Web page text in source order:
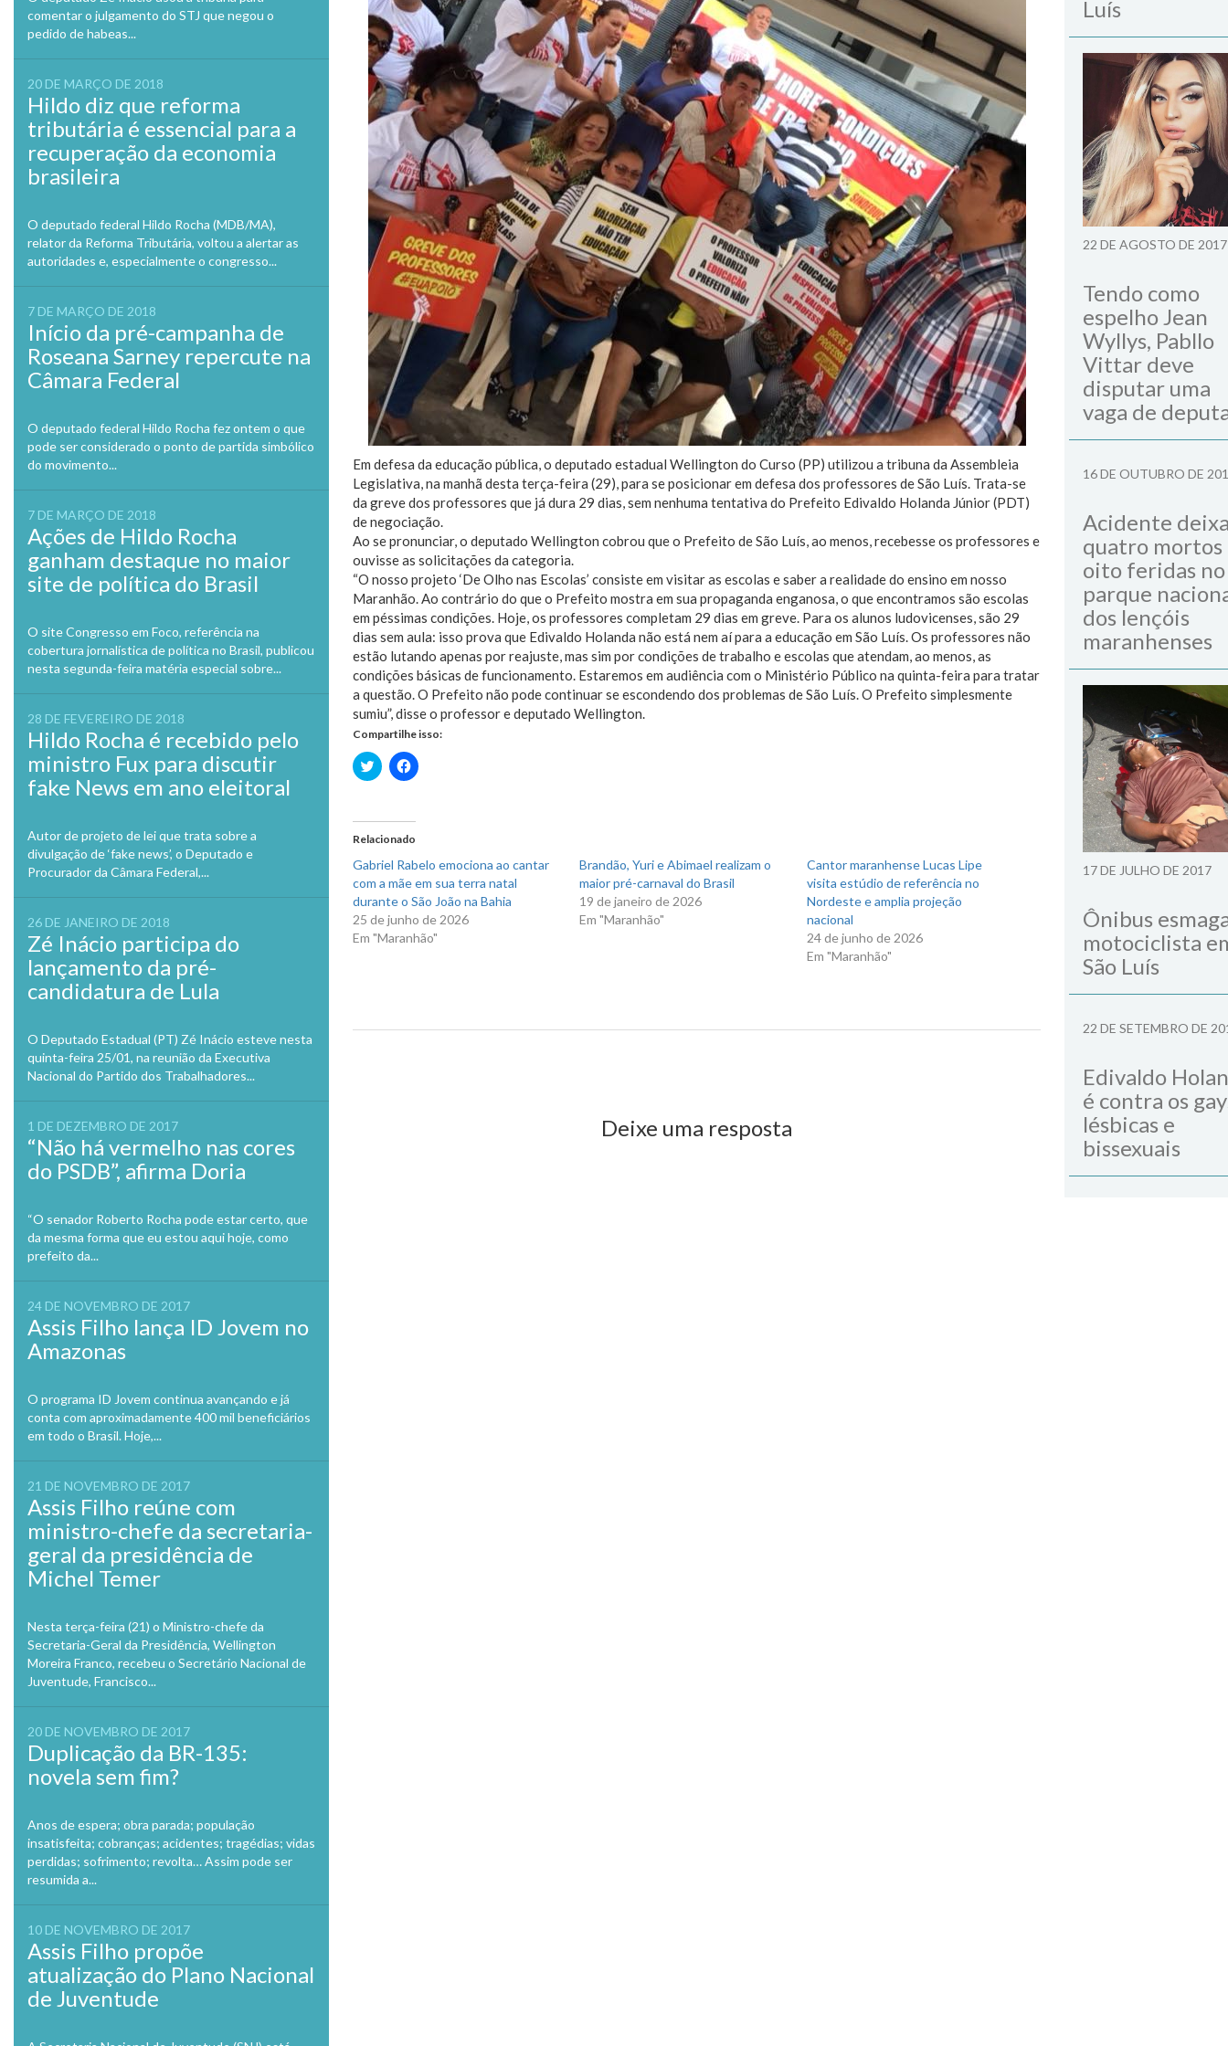
comentar o julgamento do STJ que negou o
pedido de habeas...
20 DE MARÇO DE 2018
Hildo diz que reforma
tributária é essencial para a
recuperação da economia
brasileira
O deputado federal Hildo Rocha (MDB/MA),
relator da Reforma Tributária, voltou a alertar as
autoridades e, especialmente o congresso...
7 DE MARÇO DE 2018
Início da pré-campanha de
Roseana Sarney repercute na
Câmara Federal
O deputado federal Hildo Rocha fez ontem o que
pode ser considerado o ponto de partida simbólico
do movimento...
7 DE MARÇO DE 2018
Ações de Hildo Rocha
ganham destaque no maior
site de política do Brasil
O site Congresso em Foco, referência na
cobertura jornalística de política no Brasil, publicou
nesta segunda-feira matéria especial sobre...
28 DE FEVEREIRO DE 2018
Hildo Rocha é recebido pelo
ministro Fux para discutir
fake News em ano eleitoral
Autor de projeto de lei que trata sobre a
divulgação de ‘fake news’, o Deputado e
Procurador da Câmara Federal,...
26 DE JANEIRO DE 2018
Zé Inácio participa do
lançamento da pré-
candidatura de Lula
O Deputado Estadual (PT) Zé Inácio esteve nesta
quinta-feira 25/01, na reunião da Executiva
Nacional do Partido dos Trabalhadores...
1 DE DEZEMBRO DE 2017
“Não há vermelho nas cores
do PSDB”, afirma Doria
“O senador Roberto Rocha pode estar certo, que
da mesma forma que eu estou aqui hoje, como
prefeito da...
24 DE NOVEMBRO DE 2017
Assis Filho lança ID Jovem no
Amazonas
O programa ID Jovem continua avançando e já
conta com aproximadamente 400 mil beneficiários
em todo o Brasil. Hoje,...
21 DE NOVEMBRO DE 2017
Assis Filho reúne com
ministro-chefe da secretaria-
geral da presidência de
Michel Temer
Nesta terça-feira (21) o Ministro-chefe da
Secretaria-Geral da Presidência, Wellington
Moreira Franco, recebeu o Secretário Nacional de
Juventude, Francisco...
20 DE NOVEMBRO DE 2017
Duplicação da BR-135:
novela sem fim?
Anos de espera; obra parada; população
insatisfeita; cobranças; acidentes; tragédias; vidas
perdidas; sofrimento; revolta… Assim pode ser
resumida a...
10 DE NOVEMBRO DE 2017
Assis Filho propõe
atualização do Plano Nacional
de Juventude
Em defesa da educação pública, o deputado estadual Wellington do Curso (PP) utilizou a tribuna da Assembleia
Legislativa, na manhã desta terça-feira (29), para se posicionar em defesa dos professores de São Luís. Trata-se
da greve dos professores que já dura 29 dias, sem nenhuma tentativa do Prefeito Edivaldo Holanda Júnior (PDT)
de negociação.
Ao se pronunciar, o deputado Wellington cobrou que o Prefeito de São Luís, ao menos, recebesse os professores e
ouvisse as solicitações da categoria.
“O nosso projeto ‘De Olho nas Escolas’ consiste em visitar as escolas e saber a realidade do ensino em nosso
Maranhão. Ao contrário do que o Prefeito mostra em sua propaganda enganosa, o que encontramos são escolas
em péssimas condições. Hoje, os professores completam 29 dias em greve. Para os alunos ludovicenses, são 29
dias sem aula: isso prova que Edivaldo Holanda não está nem aí para a educação em São Luís. Os professores não
estão lutando apenas por reajuste, mas sim por condições de trabalho e escolas que atendam, ao menos, as
condições básicas de funcionamento. Estaremos em audiência com o Ministério Público na quinta-feira para tratar
a questão. O Prefeito não pode continuar se escondendo dos problemas de São Luís. O Prefeito simplesmente
sumiu”, disse o professor e deputado Wellington.
Compartilhe isso:
Clique
para
em
nova
janela)
Clique
para
em
nova
janela)
Relacionado
Gabriel Rabelo emociona ao cantar
com a mãe em sua terra natal
durante o São João na Bahia
25 de junho de 2026
Em "Maranhão"
Brandão, Yuri e Abimael realizam o
maior pré-carnaval do Brasil
19 de janeiro de 2026
Em "Maranhão"
Cantor maranhense Lucas Lipe
visita estúdio de referência no
Nordeste e amplia projeção
nacional
24 de junho de 2026
Em "Maranhão"
Deixe uma resposta
Luís
22 DE AGOSTO DE 2017
Tendo como
espelho Jean
Wyllys, Pabllo
Vittar deve
disputar uma
vaga de
16 DE OUTUBRO DE
Acidente
quatro mortos
oito feridas no
parque
dos lençóis
maranhenses
17 DE JULHO DE 2017
Ônibus
motociclista
São Luís
22 DE SETEMBRO DE
Edivaldo
é contra os
lésbicas e
bissexuais